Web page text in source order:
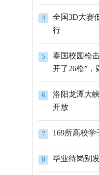
4
全国3D大赛
行
5
泰国校园枪
开了26枪”
6
洛阳龙潭大
开放
7 169所高校学
8